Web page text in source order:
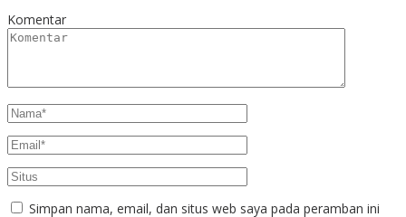
Komentar
Simpan nama, email, dan situs web saya pada peramban ini